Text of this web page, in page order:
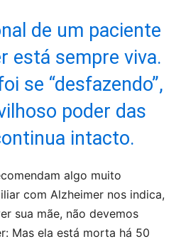
de um paciente
está sempre viva.
se “desfazendo”,
poder das
intacto.
algo muito
com Alzheimer nos indica,
sua mãe, não devemos
Mas ela está morta há 50